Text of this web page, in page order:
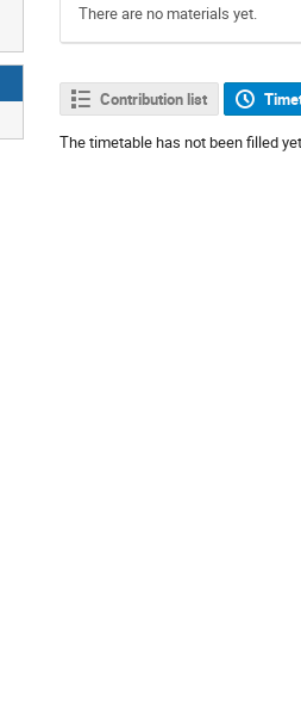
There are no materials yet.
Contribution list
The timetable has not been filled